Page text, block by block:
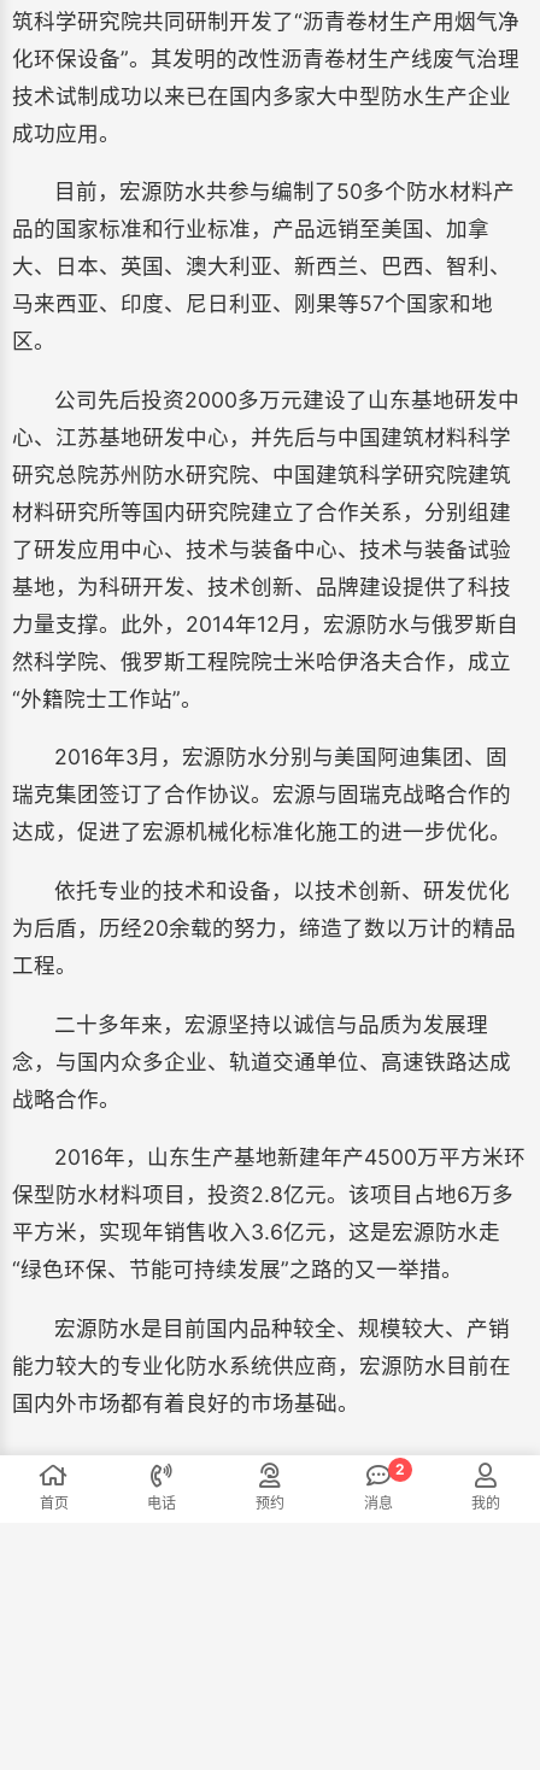
筑科学研究院共同研制开发了“沥青卷材生产用烟气净
化环保设备”。其发明的改性沥青卷材生产线废气治理
技术试制成功以来已在国内多家大中型防水生产企业
成功应用。
目前，宏源防水共参与编制了50多个防水材料产
品的国家标准和行业标准，产品远销至美国、加拿
大、日本、英国、澳大利亚、新西兰、巴西、智利、
马来西亚、印度、尼日利亚、刚果等57个国家和地
区。
公司先后投资2000多万元建设了山东基地研发中
心、江苏基地研发中心，并先后与中国建筑材料科学
研究总院苏州防水研究院、中国建筑科学研究院建筑
材料研究所等国内研究院建立了合作关系，分别组建
了研发应用中心、技术与装备中心、技术与装备试验
基地，为科研开发、技术创新、品牌建设提供了科技
力量支撑。此外，2014年12月，宏源防水与俄罗斯自
然科学院、俄罗斯工程院院士米哈伊洛夫合作，成立
“外籍院士工作站”。
2016年3月，宏源防水分别与美国阿迪集团、固
瑞克集团签订了合作协议。宏源与固瑞克战略合作的
达成，促进了宏源机械化标准化施工的进一步优化。
依托专业的技术和设备，以技术创新、研发优化
为后盾，历经20余载的努力，缔造了数以万计的精品
工程。
二十多年来，宏源坚持以诚信与品质为发展理
念，与国内众多企业、轨道交通单位、高速铁路达成
战略合作。
2016年，山东生产基地新建年产4500万平方米环
保型防水材料项目，投资2.8亿元。该项目占地6万多
平方米，实现年销售收入3.6亿元，这是宏源防水走
“绿色环保、节能可持续发展”之路的又一举措。
宏源防水是目前国内品种较全、规模较大、产销
能力较大的专业化防水系统供应商，宏源防水目前在
国内外市场都有着良好的市场基础。
宏源 宏源防水
首页 电话 预约 消息 我的